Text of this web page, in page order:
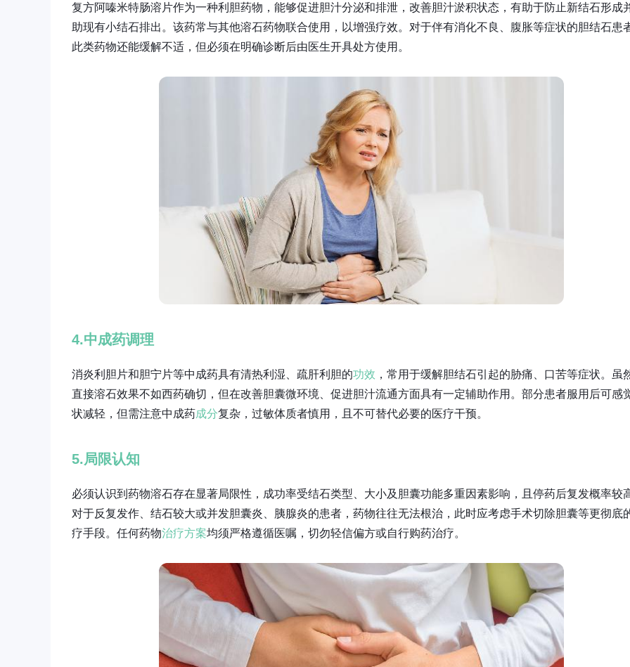
复方阿嗪米特肠溶片作为一种利胆药物，能够促进胆汁分泌和排泄，改善胆汁淤积状态，有助于防止新结石形成
助现有小结石排出。该药常与其他溶石药物联合使用，以增强疗效。对于伴有消化不良、腹胀等症状的胆结石患
此类药物还能缓解不适，但必须在明确诊断后由医生开具处方使用。
4.中成药调理
消炎利胆片和胆宁片等中成药具有清热利湿、疏肝利胆的功效 ，常用于缓解胆结石引起的胁痛、口苦等症状。虽
直接溶石效果不如西药确切，但在改善胆囊微环境、促进胆汁流通方面具有一定辅助作用。部分患者服用后可感
状减轻，但需注意中成药成分复杂，过敏体质者慎用，且不可替代必要的医疗干预。
5.局限认知
必须认识到药物溶石存在显著局限性，成功率受结石类型、大小及胆囊功能多重因素影响，且停药后复发概率较
对于反复发作、结石较大或并发胆囊炎、胰腺炎的患者，药物往往无法根治，此时应考虑手术切除胆囊等更彻底
疗手段。任何药物治疗方案均须严格遵循医嘱，切勿轻信偏方或自行购药治疗。